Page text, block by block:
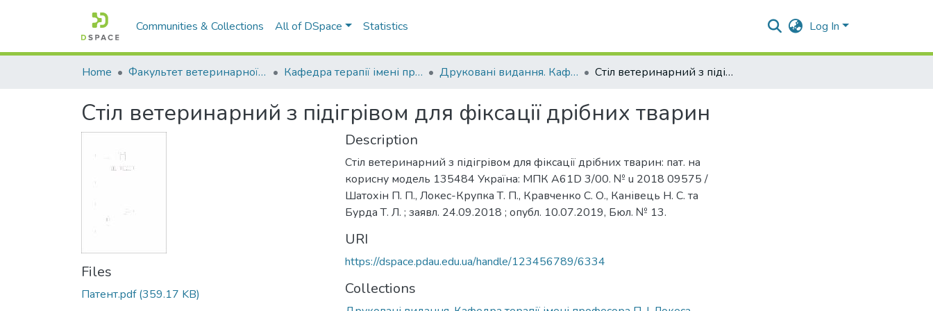
Communities & Collections All of DSpace Statistics Log In
Home Факультет ветеринарної медицини Кафедра терапії імені професора П. І. Локеса Друковані видання. Кафедра терапії імені професора П. І. Локеса Стіл ветеринарний з підігрівом для фіксації дрібних тварин
Стіл ветеринарний з підігрівом для фіксації дрібних тварин
Files
Патент.pdf(359.17 KB)
Description
Стіл ветеринарний з підігрівом для фіксації дрібних тварин: пат. на
корисну модель 135484 Україна: МПК A61D 3/00. № u 2018 09575 /
Шатохін П. П., Локес-Крупка Т. П., Кравченко С. О., Канівець Н. С. та
Бурда Т. Л. ; заявл. 24.09.2018 ; опубл. 10.07.2019, Бюл. № 13.
URI
https://dspace.pdau.edu.ua/handle/123456789/6334
Collections